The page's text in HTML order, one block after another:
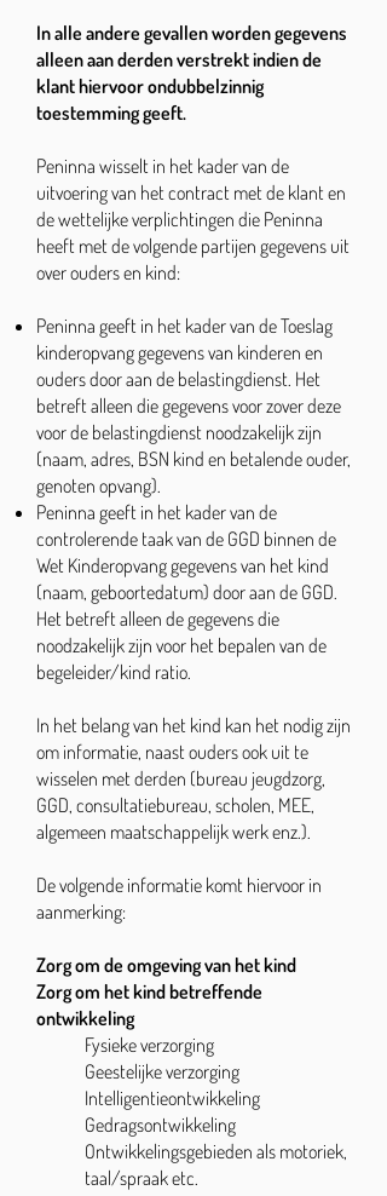
In alle andere gevallen worden gegevens
alleen aan derden verstrekt indien de
klant hiervoor ondubbelzinnig
toestemming geeft.
Peninna wisselt in het kader van de
uitvoering van het contract met de klant en
de wettelijke verplichtingen die Peninna
heeft met de volgende partijen gegevens uit
over ouders en kind:
Peninna geeft in het kader van de Toeslag
kinderopvang gegevens van kinderen en
ouders door aan de belastingdienst. Het
betreft alleen die gegevens voor zover deze
voor de belastingdienst noodzakelijk zijn
(naam, adres, BSN kind en betalende ouder,
genoten opvang).
Peninna geeft in het kader van de
controlerende taak van de GGD binnen de
Wet Kinderopvang gegevens van het kind
(naam, geboortedatum) door aan de GGD.
Het betreft alleen de gegevens die
noodzakelijk zijn voor het bepalen van de
begeleider/kind ratio.
In het belang van het kind kan het nodig zijn
om informatie, naast ouders ook uit te
wisselen met derden (bureau jeugdzorg,
GGD, consultatiebureau, scholen, MEE,
algemeen maatschappelijk werk enz.).
De volgende informatie komt hiervoor in
aanmerking:
Zorg om de omgeving van het kind
Zorg om het kind betreffende
ontwikkeling
Fysieke verzorging
Geestelijke verzorging
Intelligentieontwikkeling
Gedragsontwikkeling
Ontwikkelingsgebieden als motoriek,
taal/spraak etc.